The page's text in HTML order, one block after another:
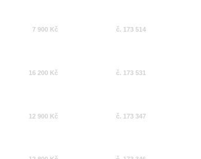
7 900 Kč č. 173 514
16 200 Kč č. 173 531
12 900 Kč č. 173 347